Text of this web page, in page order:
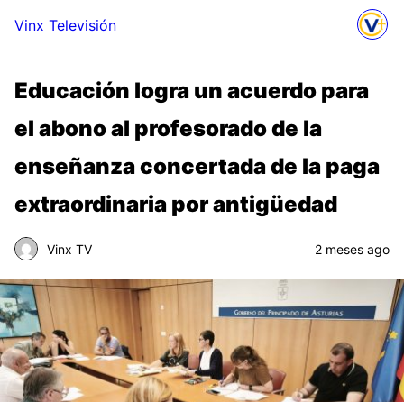
Vinx Televisión
Educación logra un acuerdo para
el abono al profesorado de la
enseñanza concertada de la paga
extraordinaria por antigüedad
Vinx TV 2 meses ago